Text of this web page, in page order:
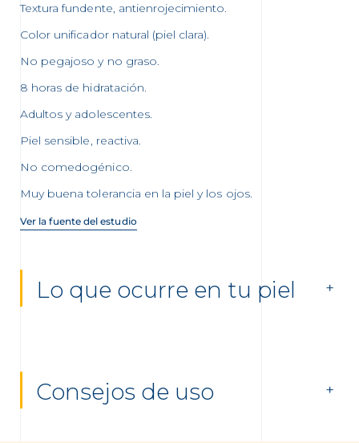
Textura fundente, antienrojecimiento.
Color unificador natural (piel clara).
No pegajoso y no graso.
8 horas de hidratación.
Adultos y adolescentes.
Piel sensible, reactiva.
No comedogénico.
Muy buena tolerancia en la piel y los ojos.
Ver la fuente del estudio
Lo que ocurre en tu piel
Consejos de uso